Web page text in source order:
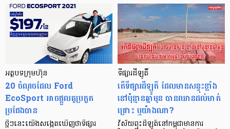
អត្ថបទក្រុមហ៊ុន
20 ចំណុចដែល Ford
EcoSport អាចផ្តួលគូប្រកួត
ប្រជែងបាន
ថ្មីៗនេះយើងសង្កេតឃើញថាទីផ្សារ
ទីផ្សារដីឡូតិ៍
តើទីផ្សារដីឡូតិ៍ ដែលមានសន្ទុះខ្លាំង
នៅប៉ុន្មានឆ្នាំមុន បានឈានដល់មាត់
ជ្រោះ ឬយ៉ាងណា?
វិស័យពុះដីឡូត៍នៅកម្ពុជាមានការ